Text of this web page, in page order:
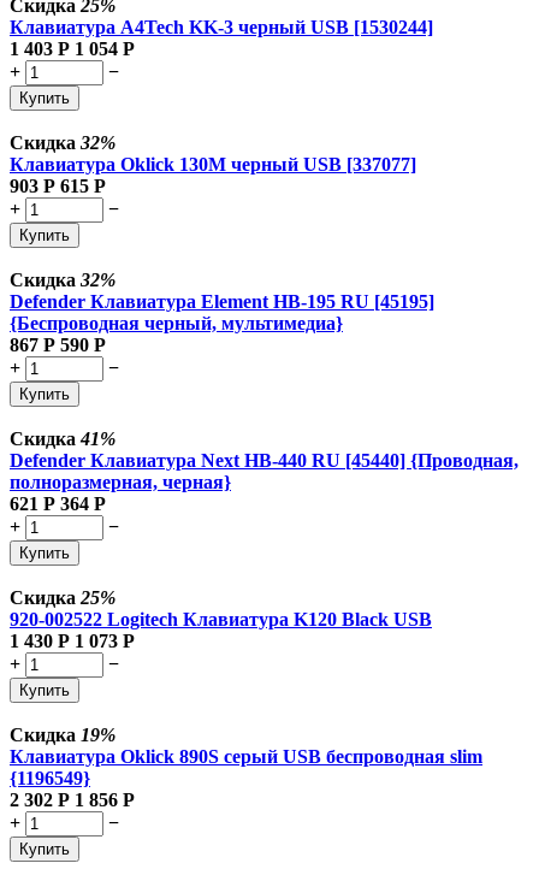
Скидка 25%
Клавиатура A4Tech KK-3 черный USB [1530244]
1 403 Р 1 054 Р
+
−
Купить
Скидка 32%
Клавиатура Oklick 130M черный USB [337077]
903 Р 615 Р
+
−
Купить
Скидка 32%
Defender Клавиатура Element HB-195 RU [45195]
{Беспроводная черный, мультимедиа}
867 Р 590 Р
+
−
Купить
Скидка41%
Defender Клавиатура Next HB-440 RU [45440] {Проводная,
полноразмерная, черная}
621 Р 364 Р
+
−
Купить
Скидка 25%
920-002522 Logitech Клавиатура K120 Black USB
1 430 Р 1 073 Р
+
−
Купить
Скидка 19%
Клавиатура Oklick 890S серый USB беспроводная slim
{1196549}
2 302 Р 1 856 Р
+
−
Купить